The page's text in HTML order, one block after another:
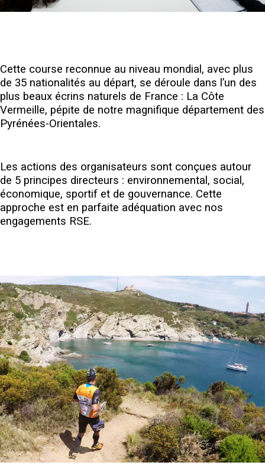
Cette course reconnue au niveau mondial, avec plus
de 35 nationalités au départ, se déroule dans l’un des
plus beaux écrins naturels de France : La Côte
Vermeille, pépite de notre magnifique département des
Pyrénées-Orientales.
Les actions des organisateurs sont conçues autour
de 5 principes directeurs : environnemental, social,
économique, sportif et de gouvernance. Cette
approche est en parfaite adéquation avec nos
engagements RSE.